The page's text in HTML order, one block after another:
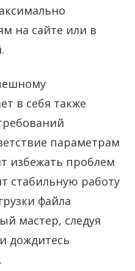
на сайте или в
в себя также
параметрам
избежать проблем
стабильную работу
файла
мастер, следуя
дождитесь